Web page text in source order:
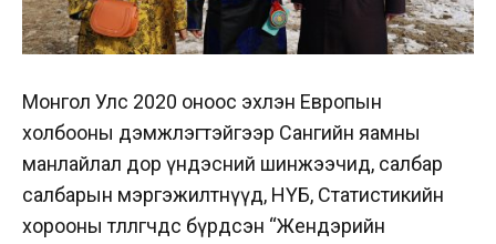
Монгол Улс 2020 оноос эхлэн Европын
холбооны дэмжлэгтэйгээр Сангийн яамны
манлайлал дор үндэсний шинжээчид, салбар
салбарын мэргэжилтнүүд, НҮБ, Статистикийн
хорооны төлөөлөгчдөөс бүрдсэн “Жендэрийн